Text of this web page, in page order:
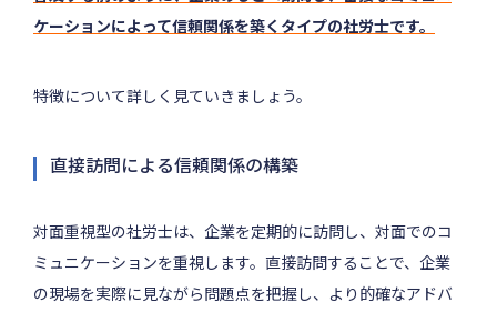
ケーションによって信頼関係を築くタイプの社労士です。
特徴について詳しく見ていきましょう。
直接訪問による信頼関係の構築
対面重視型の社労士は、企業を定期的に訪問し、対面でのコ
ミュニケーションを重視します。直接訪問することで、企業
の現場を実際に見ながら問題点を把握し、より的確なアドバ